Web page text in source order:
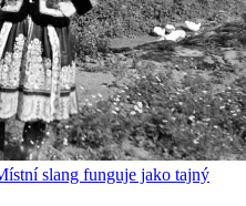
slang funguje jako tajný